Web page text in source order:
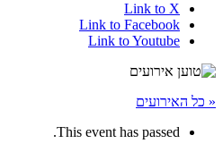
Link to X
Link to Facebook
Link to Youtube
« כל האירועים
This event has passed.